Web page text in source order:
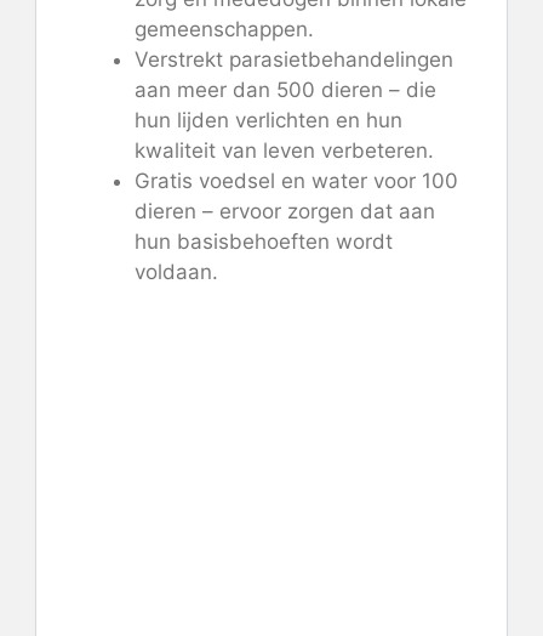
gemeenschappen.
Verstrekt parasietbehandelingen
aan meer dan 500 dieren – die
hun lijden verlichten en hun
kwaliteit van leven verbeteren.
Gratis voedsel en water voor 100
dieren – ervoor zorgen dat aan
hun basisbehoeften wordt
voldaan.